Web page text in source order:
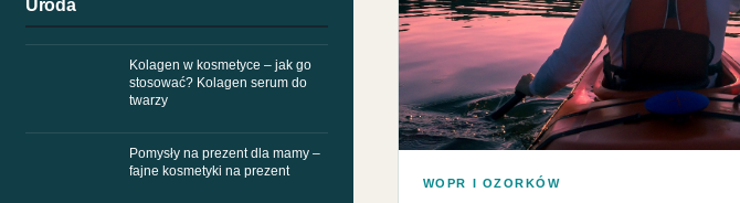
Uroda
Kolagen w kosmetyce – jak go
stosować? Kolagen serum do
twarzy
Pomysły na prezent dla mamy –
fajne kosmetyki na prezent
WOPR I OZORKÓW